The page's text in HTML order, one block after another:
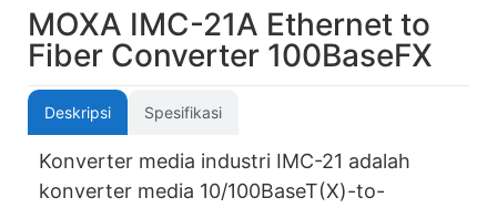
MOXA IMC-21A Ethernet to
Fiber Converter 100BaseFX
Deskripsi Spesifikasi
Konverter media industri IMC-21 adalah
konverter media 10/100BaseT(X)-to-